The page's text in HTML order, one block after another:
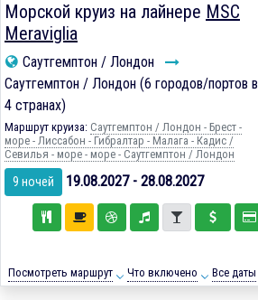
Морской круиз на лайнере MSC
Meraviglia
Саутгемптон / Лондон
Саутгемптон / Лондон (6 городов/портов в
4 странах)
Маршрут круиза: Саутгемптон / Лондон - Брест -
море - Лиссабон - Гибралтар - Малага - Кадиc /
Севилья - море - море - Саутгемптон / Лондон
9 ночей 19.08.2027 - 28.08.2027
Посмотреть маршрут Что включено Все даты